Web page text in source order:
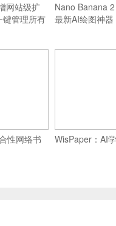
网站级扩
键管理所有
Nano Banana
最新AI绘图神器
性网络书
WisPaper：AI